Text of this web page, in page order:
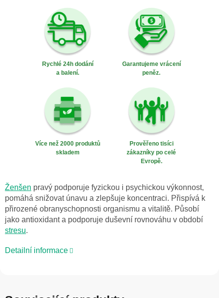
Rychlé 24h dodání
a balení.
Garantujeme vrácení
peněz.
Více než 2000 produktů
skladem
Prověřeno tisíci
zákazníky po celé
Evropě.
Ženšen pravý podporuje fyzickou i psychickou výkonnost,
pomáhá snižovat únavu a zlepšuje koncentraci. Přispívá k
přirozené obranyschopnosti organismu a vitalitě. Působí
jako antioxidant a podporuje duševní rovnováhu v období
stresu.
Detailní informace